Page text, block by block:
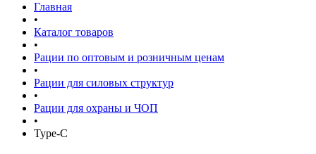
Главная
•
Каталог товаров
•
Рации по оптовым и розничным ценам
•
Рации для силовых структур
•
Рации для охраны и ЧОП
•
Type-C